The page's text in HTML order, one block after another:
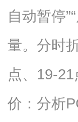
自动暂停
量。分时
点、19-
价：分析